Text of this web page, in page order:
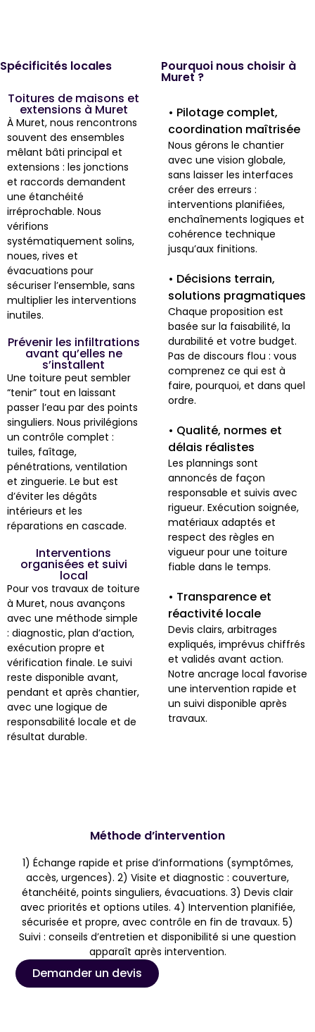
Spécificités locales
Toitures de maisons et
extensions à Muret
À Muret, nous rencontrons
souvent des ensembles
mêlant bâti principal et
extensions : les jonctions
et raccords demandent
une étanchéité
irréprochable. Nous
vérifions
systématiquement solins,
noues, rives et
évacuations pour
sécuriser l’ensemble, sans
multiplier les interventions
inutiles.
Prévenir les infiltrations
avant qu’elles ne
s’installent
Une toiture peut sembler
“tenir” tout en laissant
passer l’eau par des points
singuliers. Nous privilégions
un contrôle complet :
tuiles, faîtage,
pénétrations, ventilation
et zinguerie. Le but est
d’éviter les dégâts
intérieurs et les
réparations en cascade.
Interventions
organisées et suivi
local
Pour vos travaux de toiture
à Muret, nous avançons
avec une méthode simple
: diagnostic, plan d’action,
exécution propre et
vérification finale. Le suivi
reste disponible avant,
pendant et après chantier,
avec une logique de
responsabilité locale et de
résultat durable.
Pourquoi nous choisir à
Muret ?
• Pilotage complet,
coordination maîtrisée
Nous gérons le chantier
avec une vision globale,
sans laisser les interfaces
créer des erreurs :
interventions planifiées,
enchaînements logiques et
cohérence technique
jusqu’aux finitions.
• Décisions terrain,
solutions pragmatiques
Chaque proposition est
basée sur la faisabilité, la
durabilité et votre budget.
Pas de discours flou : vous
comprenez ce qui est à
faire, pourquoi, et dans quel
ordre.
• Qualité, normes et
délais réalistes
Les plannings sont
annoncés de façon
responsable et suivis avec
rigueur. Exécution soignée,
matériaux adaptés et
respect des règles en
vigueur pour une toiture
fiable dans le temps.
• Transparence et
réactivité locale
Devis clairs, arbitrages
expliqués, imprévus chiffrés
et validés avant action.
Notre ancrage local favorise
une intervention rapide et
un suivi disponible après
travaux.
Méthode d’intervention
1) Échange rapide et prise d’informations (symptômes,
accès, urgences). 2) Visite et diagnostic : couverture,
étanchéité, points singuliers, évacuations. 3) Devis clair
avec priorités et options utiles. 4) Intervention planifiée,
sécurisée et propre, avec contrôle en fin de travaux. 5)
Suivi : conseils d’entretien et disponibilité si une question
apparaît après intervention.
Demander un devis